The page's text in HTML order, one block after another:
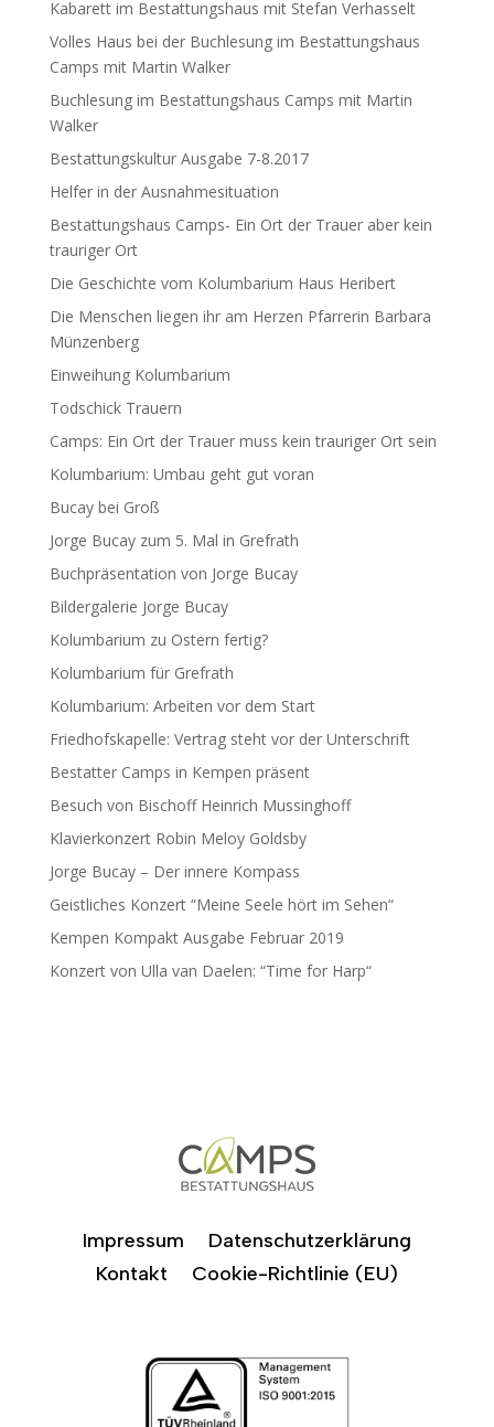
Kabarett im Bestattungshaus mit Stefan Verhasselt
Volles Haus bei der Buchlesung im Bestattungshaus
Camps mit Martin Walker
Buchlesung im Bestattungshaus Camps mit Martin
Walker
Bestattungskultur Ausgabe 7-8.2017
Helfer in der Ausnahmesituation
Bestattungshaus Camps- Ein Ort der Trauer aber kein
trauriger Ort
Die Geschichte vom Kolumbarium Haus Heribert
Die Menschen liegen ihr am Herzen Pfarrerin Barbara
Münzenberg
Einweihung Kolumbarium
Todschick Trauern
Camps: Ein Ort der Trauer muss kein trauriger Ort sein
Kolumbarium: Umbau geht gut voran
Bucay bei Groß
Jorge Bucay zum 5. Mal in Grefrath
Buchpräsentation von Jorge Bucay
Bildergalerie Jorge Bucay
Kolumbarium zu Ostern fertig?
Kolumbarium für Grefrath
Kolumbarium: Arbeiten vor dem Start
Friedhofskapelle: Vertrag steht vor der Unterschrift
Bestatter Camps in Kempen präsent
Besuch von Bischoff Heinrich Mussinghoff
Klavierkonzert Robin Meloy Goldsby
Jorge Bucay – Der innere Kompass
Geistliches Konzert “Meine Seele hört im Sehen“
Kempen Kompakt Ausgabe Februar 2019
Konzert von Ulla van Daelen: “Time for Harp“
Impressum
Datenschutzerklärung
Kontakt
Cookie-Richtlinie (EU)